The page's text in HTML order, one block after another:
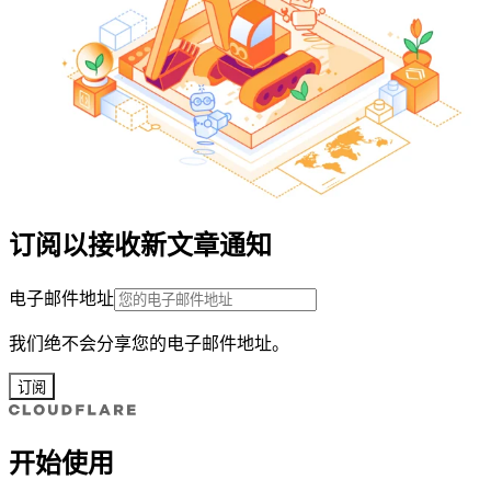
订阅以接收新文章通知
电子邮件地址
我们绝不会分享您的电子邮件地址。
订阅
开始使用